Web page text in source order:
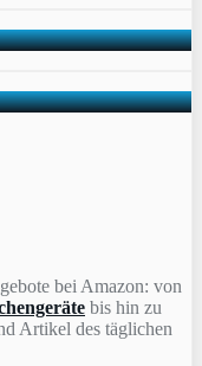
bei Amazon: von
bis hin zu
Artikel des täglichen